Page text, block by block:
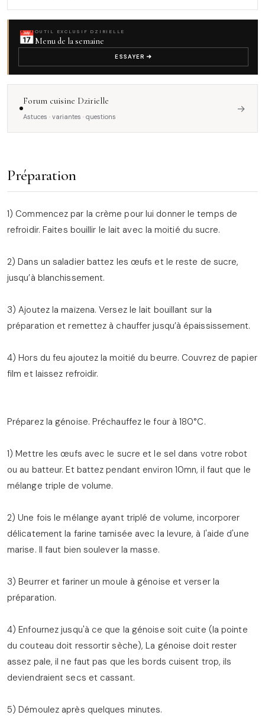
📅 OUTIL EXCLUSIF DZIRIELLE
Menu de la semaine
ESSAYER
Forum cuisine Dzirielle
Astuces · variantes · questions
→
Préparation
1) Commencez par la crème pour lui donner le temps de
refroidir. Faites bouillir le lait avec la moitié du sucre.
2) Dans un saladier battez les œufs et le reste de sucre,
jusqu’à blanchissement.
3) Ajoutez la maïzena. Versez le lait bouillant sur la
préparation et remettez à chauffer jusqu’à épaississement.
4) Hors du feu ajoutez la moitié du beurre. Couvrez de papier
film et laissez refroidir.
Préparez la génoise. Préchauffez le four à 180°C.
1) Mettre les œufs avec le sucre et le sel dans votre robot
ou au batteur. Et battez pendant environ 10mn, il faut que le
mélange triple de volume.
2) Une fois le mélange ayant triplé de volume, incorporer
délicatement la farine tamisée avec la levure, à l'aide d'une
marise. Il faut bien soulever la masse.
3) Beurrer et fariner un moule à génoise et verser la
préparation.
4) Enfournez jusqu'à ce que la génoise soit cuite (la pointe
du couteau doit ressortir sèche), La génoise doit rester
assez pale, il ne faut pas que les bords cuisent trop, ils
deviendraient secs et cassant.
5) Démoulez après quelques minutes.